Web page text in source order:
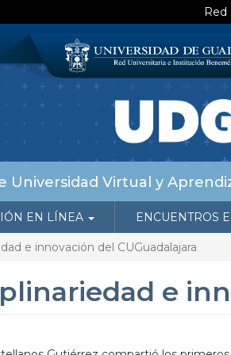
Red
Universidad Virtual y
EN LÍNEA ENCUENTROS
e innovación del CUGuadalajara
e